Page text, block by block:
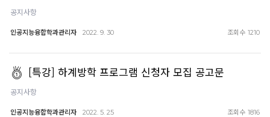
공지사항
인공지능융합학과관리자 2022. 9. 30 조회수 1210
[특강] 하계방학 프로그램 신청자 모집 공고문
공지사항
인공지능융합학과관리자 2022. 5. 25 조회수 1816